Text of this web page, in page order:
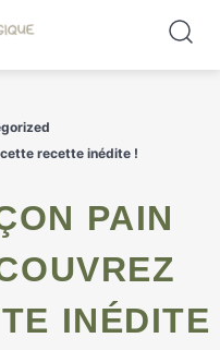
cette recette inédite !
INÉDITE